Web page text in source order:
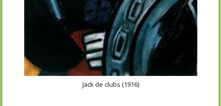
Jack de clubs (1916)